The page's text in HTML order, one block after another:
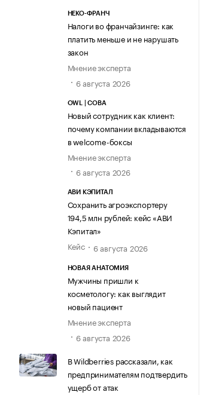
НЕКО-ФРАНЧ
Налоги во франчайзинге: как
платить меньше и не нарушать
закон
Мнение эксперта
6 августа 2026
OWL | СОВА
Новый сотрудник как клиент:
почему компании вкладываются
в welcome-боксы
Мнение эксперта
6 августа 2026
АВИ КЭПИТАЛ
Сохранить агроэкспортеру
194,5 млн рублей: кейс «АВИ
Кэпитал»
Кейс
6 августа 2026
НОВАЯ АНАТОМИЯ
Мужчины пришли к
косметологу: как выглядит
новый пациент
Мнение эксперта
6 августа 2026
В Wildberries рассказали, как
предпринимателям подтвердить
ущерб от атак